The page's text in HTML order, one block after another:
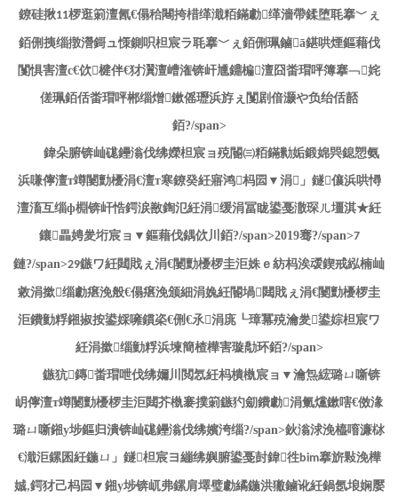
鐐硅揪11椤逛箣澶氥€傝秴闀挎棤缂濈粨鏋勮缂濇帶鍒堕毦搴﹀ぇ
銆侀挗缁撴瀯鎶ュ憡鍘呮柦宸ラ毦搴﹀ぇ銆侀珮鏀ā鍖哄煙鏂藉伐
闅惧害澶с€佽楗伴€犲瀷澶嶆潅锛屽尰鐤楄澶囧畨瑁呯簿搴﹁姹
傞珮銆佸畨瑁呯郴缁熷鏉傜瓑浜斿ぇ闅剧偣灏や负绐佸嚭
銆?/span>
鍏朵腑锛屾硥鑸滃伐绋嬫柦宸ョ殑閽㈢粨鏋勬姤鍛婂巺鎴愬氨
浜嗛儜澶т竴闄勯櫌涓€澶т寒鐐癸紝寤鸿杩囩▼涓」鐩儴浜哄憳
澶滀互缁ф棩锛屽悎鍔涙敾鍧氾紝涓缓涓冨眬鍙戞潵琛ㄦ壃淇★紝
鑲畾娉夎垳宸ョ▼鏂藉伐鍝佽川銆?/span>2019骞?/span>7
鏈?/span>29鏃ワ紝閮戝ぇ涓€闄勯櫌椤圭洰姝ｅ紡杩涘叆鍥戒紭楠屾
敹涓撳缁勮瘎浼般€傝瘎浼颁細涓婏紝閽堝閮戝ぇ涓€闄勯櫌椤圭
洰鐨勭粰鎺掓按鍙婇噰鏆栥€侀€氶涓庣┖璋冪殑瀹夎鍙婃柦宸ワ
紝涓撳缁勭粰浜堜簡楂樺害璇勪环銆?/span>
鏃犺鏄畨瑁呭伐绋嬭川閲忥紝杩樻槸宸ョ▼瀹炰綋璐ㄩ噺锛
岄儜澶т竴闄勯櫌椤圭洰閮芥槸褰撲箣鏃犳劎鐨勮涓氭爣鏉嗐€傚湪
璐ㄩ噺鎺у埗鏂归潰锛屾硥鑸滃伐绋嬪洿缁?/span>鈥滃浗浼橀噾濂栤
€濈洰鏍囷紝鍦ㄩ」鐩柦宸ヨ繃绋嬩腑鍙戞尌鍏徃bim搴旂敤浼樺
娍,鍔犲己杩囩▼鎺у埗锛屼弗鏍肩墿璧勮繘鍦洪獙鏀讹紝鍋氬埌娴嬮